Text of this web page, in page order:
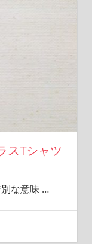
スTシャツ
な意味 …